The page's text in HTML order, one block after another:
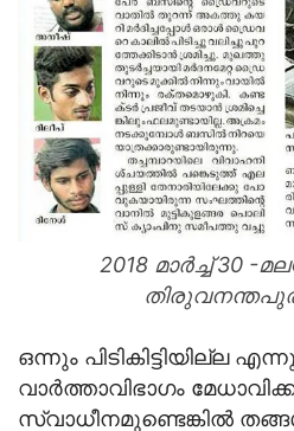
2018 മാര്‍ച്ച് 30 -
ഒന്നും പിടികിട്ടിയില്ല
വാര്‍ത്താവിഭാഗം
സ്വാധീനമുണ്ടെങ്കില്‍